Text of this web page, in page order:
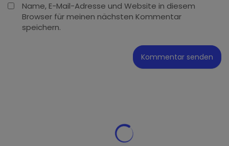
Name, E-Mail-Adresse und Website in diesem
Browser für meinen nächsten Kommentar
speichern.